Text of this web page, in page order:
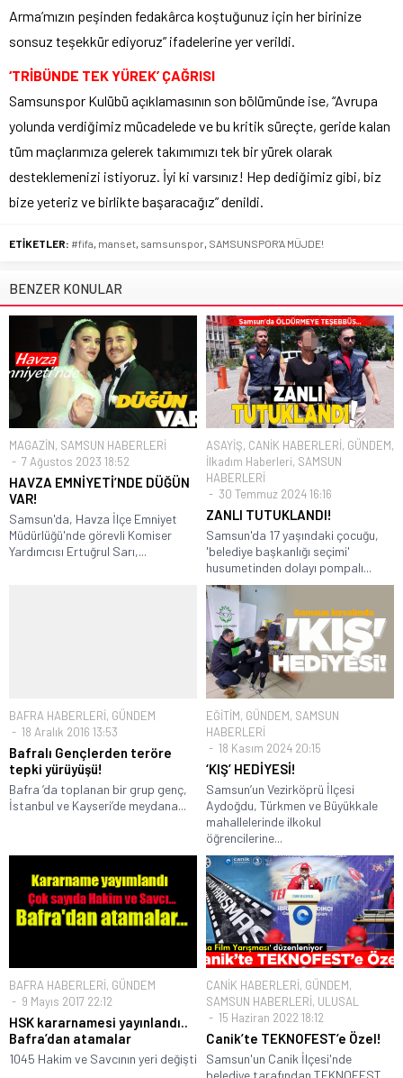
Arma’mızın peşinden fedakârca koştuğunuz için her birinize
sonsuz teşekkür ediyoruz” ifadelerine yer verildi.
‘TRİBÜNDE TEK YÜREK’ ÇAĞRISI
Samsunspor Kulübü açıklamasının son bölümünde ise, “Avrupa
yolunda verdiğimiz mücadelede ve bu kritik süreçte, geride kalan
tüm maçlarımıza gelerek takımımızı tek bir yürek olarak
desteklemenizi istiyoruz. İyi ki varsınız! Hep dediğimiz gibi, biz
bize yeteriz ve birlikte başaracağız” denildi.
ETİKETLER: #fifa manset samsunspor SAMSUNSPOR'A MÜJDE!
BENZER KONULAR
MAGAZİN, SAMSUN HABERLERİ
7 Ağustos 2023 18:52
HAVZA EMNİYETİ’NDE DÜĞÜN
VAR!
Samsun'da, Havza İlçe Emniyet
Müdürlüğü'nde görevli Komiser
Yardımcısı Ertuğrul Sarı,...
ASAYİŞ, CANİK HABERLERİ, GÜNDEM,
İlkadım Haberleri, SAMSUN
HABERLERİ
30 Temmuz 2024 16:16
ZANLI TUTUKLANDI!
Samsun'da 17 yaşındaki çocuğu,
'belediye başkanlığı seçimi'
husumetinden dolayı pompalı...
BAFRA HABERLERİ, GÜNDEM
18 Aralık 2016 13:53
Bafralı Gençlerden teröre
tepki yürüyüşü!
Bafra ’da toplanan bir grup genç,
İstanbul ve Kayseri’de meydana...
EĞİTİM, GÜNDEM, SAMSUN
HABERLERİ
18 Kasım 2024 20:15
‘KIŞ’ HEDİYESİ!
Samsun’un Vezirköprü İlçesi
Aydoğdu, Türkmen ve Büyükkale
mahallelerinde ilkokul
öğrencilerine...
BAFRA HABERLERİ, GÜNDEM
9 Mayıs 2017 22:12
HSK kararnamesi yayınlandı..
Bafra’dan atamalar
1045 Hakim ve Savcının yeri değişti
CANİK HABERLERİ, GÜNDEM,
SAMSUN HABERLERİ, ULUSAL
15 Haziran 2022 18:12
Canik’te TEKNOFEST’e Özel!
Samsun'un Canik İlçesi'nde
belediye tarafından TEKNOFEST